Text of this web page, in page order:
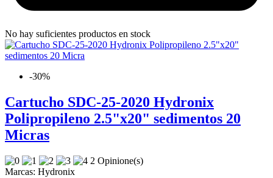
No hay suficientes productos en stock
-30%
Cartucho SDC-25-2020 Hydronix
Polipropileno 2.5"x20" sedimentos 20
Micras
2 Opinione(s)
Marcas: Hydronix